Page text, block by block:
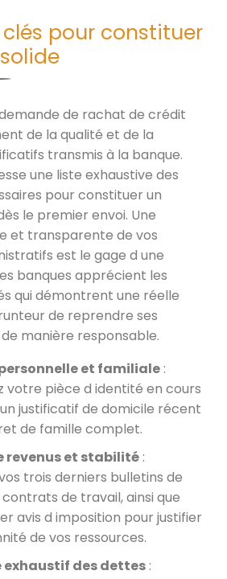
clés pour constituer
de rachat de crédit
de la qualité et de la
transmis à la banque.
une liste exhaustive des
pour constituer un
le premier envoi. Une
et transparente de vos
est le gage d une
banques apprécient les
qui démontrent une réelle
de reprendre ses
manière responsable.
et familiale :
votre pièce d identité en cours
justificatif de domicile récent
de famille complet.
revenus et stabilité :
trois derniers bulletins de
contrats de travail, ainsi que
avis d imposition pour justifier
de vos ressources.
exhaustif des dettes :